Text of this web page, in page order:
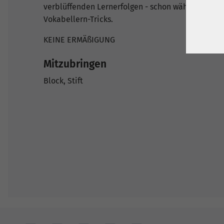
verblüffenden Lernerfolgen - schon während des
Vokabellern-Tricks.
KEINE ERMÄßIGUNG
Mitzubringen
Block, Stift